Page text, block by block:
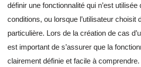
définir une fonctionnalité qui n’est
conditions, ou lorsque l’utilisateur choisit
particulière. Lors de la création de cas
est important de s’assurer que la
clairement définie et facile à